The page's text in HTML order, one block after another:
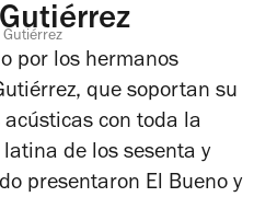
Gutiérrez
por los hermanos
que soportan su
con toda la
de los sesenta y
presentaron El Bueno y